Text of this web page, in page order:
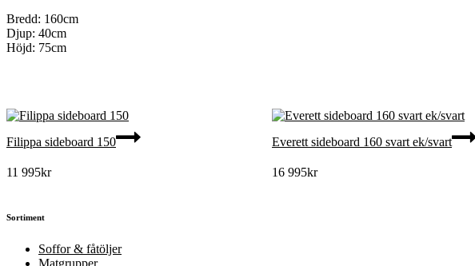
Bredd: 160cm
Djup: 40cm
Höjd: 75cm
Filippa sideboard 150
11 995kr
Everett sideboard 160 svart ek/svart
16 995kr
Sortiment
Soffor & fåtöljer
Matgrupper